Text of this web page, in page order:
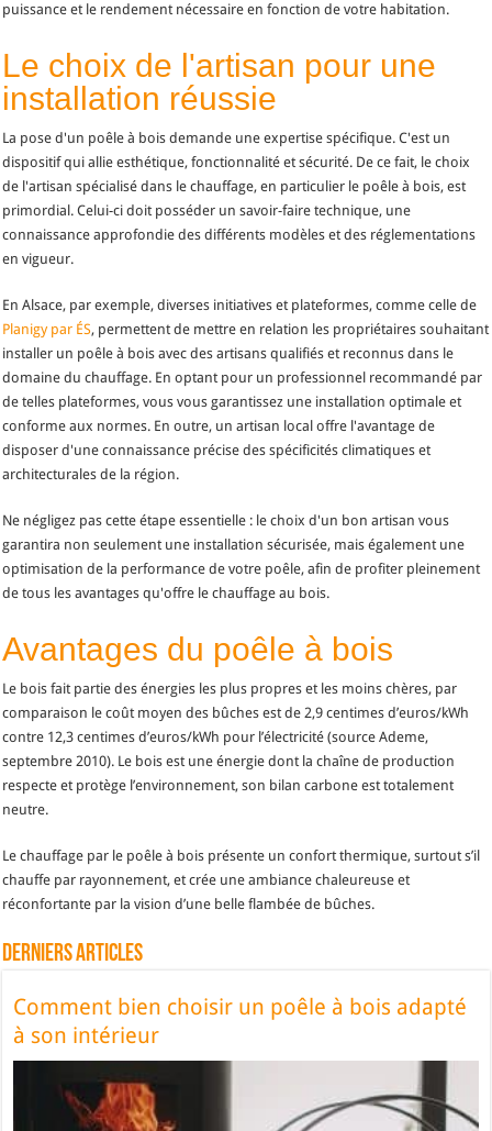
puissance et le rendement nécessaire en fonction de votre habitation.
Le choix de l'artisan pour une
installation réussie
La pose d'un poêle à bois demande une expertise spécifique. C'est un
dispositif qui allie esthétique, fonctionnalité et sécurité. De ce fait, le choix
de l'artisan spécialisé dans le chauffage, en particulier le poêle à bois, est
primordial. Celui-ci doit posséder un savoir-faire technique, une
connaissance approfondie des différents modèles et des réglementations
en vigueur.
En Alsace, par exemple, diverses initiatives et plateformes, comme celle de
Planigy par ÉS, permettent de mettre en relation les propriétaires souhaitant
installer un poêle à bois avec des artisans qualifiés et reconnus dans le
domaine du chauffage. En optant pour un professionnel recommandé par
de telles plateformes, vous vous garantissez une installation optimale et
conforme aux normes. En outre, un artisan local offre l'avantage de
disposer d'une connaissance précise des spécificités climatiques et
architecturales de la région.
Ne négligez pas cette étape essentielle : le choix d'un bon artisan vous
garantira non seulement une installation sécurisée, mais également une
optimisation de la performance de votre poêle, afin de profiter pleinement
de tous les avantages qu'offre le chauffage au bois.
Avantages du poêle à bois
Le bois fait partie des énergies les plus propres et les moins chères, par
comparaison le coût moyen des bûches est de 2,9 centimes d’euros/kWh
contre 12,3 centimes d’euros/kWh pour l’électricité (source Ademe,
septembre 2010). Le bois est une énergie dont la chaîne de production
respecte et protège l’environnement, son bilan carbone est totalement
neutre.
Le chauffage par le poêle à bois présente un confort thermique, surtout s’il
chauffe par rayonnement, et crée une ambiance chaleureuse et
réconfortante par la vision d’une belle flambée de bûches.
Derniers articles
Comment bien choisir un poêle à bois adapté
à son intérieur